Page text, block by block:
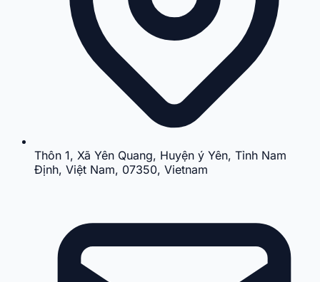
Thôn 1, Xã Yên Quang, Huyện ý Yên, Tỉnh Nam
Định, Việt Nam, 07350, Vietnam